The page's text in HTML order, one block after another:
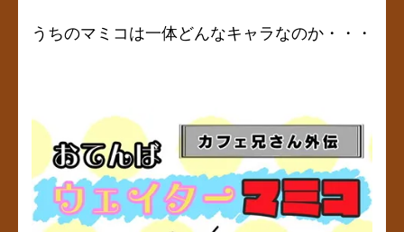
うちのマミコは一体どんなキャラなのか・・・